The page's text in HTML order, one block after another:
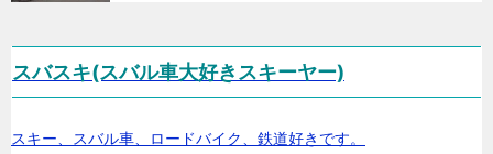
スバスキ(スバル車大好きスキーヤー)
スキー、スバル車、ロードバイク、鉄道好きです。